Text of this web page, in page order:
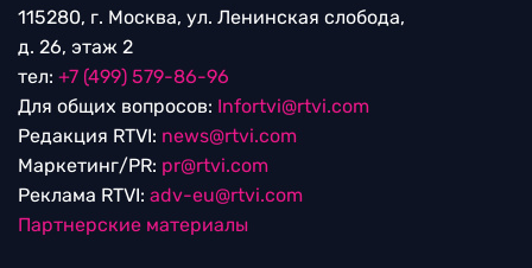
115280, г. Москва, ул. Ленинская слобода,
д. 26, этаж 2
тел: +7 (499) 579-86-96
Для общих вопросов: Infortvi@rtvi.com
Редакция RTVI: news@rtvi.com
Маркетинг/PR: pr@rtvi.com
Реклама RTVI: adv-eu@rtvi.com
Партнерские материалы